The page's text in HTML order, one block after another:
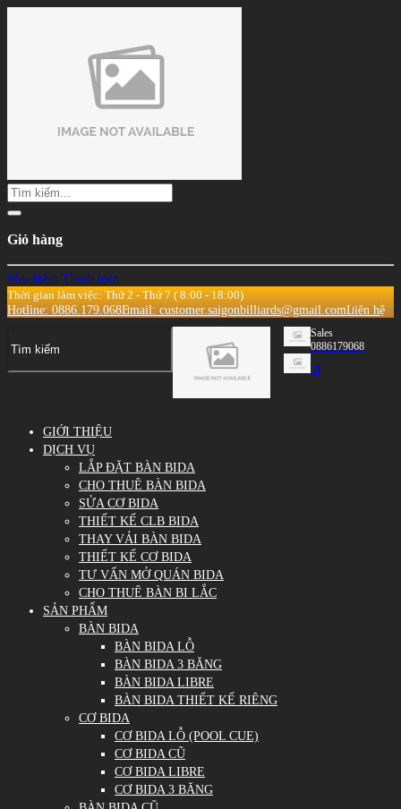
Giỏ hàng
Mua thêm Thanh toán
Thời gian làm việc: Thứ 2 - Thứ 7 ( 8:00 - 18:00)
Hotline: 0886.179.068Email: customer.saigonbilliards@gmail.comLiên hệ
Sales
0886179068
0
GIỚI THIỆU
DỊCH VỤ
LẮP ĐẶT BÀN BIDA
CHO THUÊ BÀN BIDA
SỬA CƠ BIDA
THIẾT KẾ CLB BIDA
THAY VẢI BÀN BIDA
THIẾT KẾ CƠ BIDA
TƯ VẤN MỞ QUÁN BIDA
CHO THUÊ BÀN BI LẮC
SẢN PHẨM
BÀN BIDA
BÀN BIDA LỖ
BÀN BIDA 3 BĂNG
BÀN BIDA LIBRE
BÀN BIDA THIẾT KẾ RIÊNG
CƠ BIDA
CƠ BIDA LỖ (POOL CUE)
CƠ BIDA CŨ
CƠ BIDA LIBRE
CƠ BIDA 3 BĂNG